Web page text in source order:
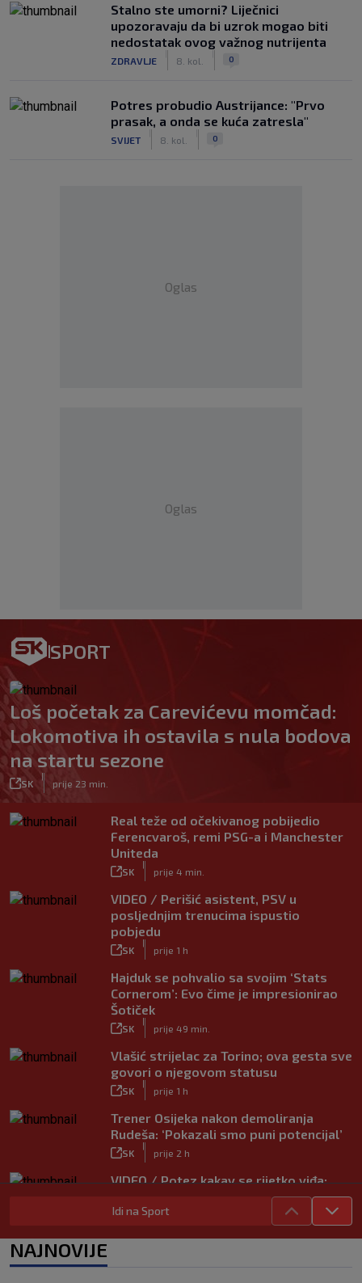
Stalno ste umorni? Liječnici
upozoravaju da bi uzrok mogao biti
nedostatak ovog važnog nutrijenta
ZDRAVLJE 8. kol. 0
Potres probudio Austrijance: "Prvo
prasak, a onda se kuća zatresla"
SVIJET 8. kol. 0
Oglas
Oglas
SPORT
Loš početak za Carevićevu momčad:
Lokomotiva ih ostavila s nula bodova
na startu sezone
SK prije 23 min.
Real teže od očekivanog pobijedio
Ferencvaroš, remi PSG-a i Manchester
Uniteda
SK prije 4 min.
VIDEO / Perišić asistent, PSV u
posljednjim trenucima ispustio
pobjedu
SK prije 1 h
Hajduk se pohvalio sa svojim ‘Stats
Cornerom’: Evo čime je impresionirao
Šotiček
SK prije 49 min.
Vlašić strijelac za Torino; ova gesta sve
govori o njegovom statusu
SK prije 1 h
Trener Osijeka nakon demoliranja
Rudeša: ‘Pokazali smo puni potencijal’
SK prije 2 h
VIDEO / Potez kakav se rijetko viđa:
Kada pomoć nije stigla, na rukama je
iznio suigrača u bolovima
Idi na Sport
NAJNOVIJE